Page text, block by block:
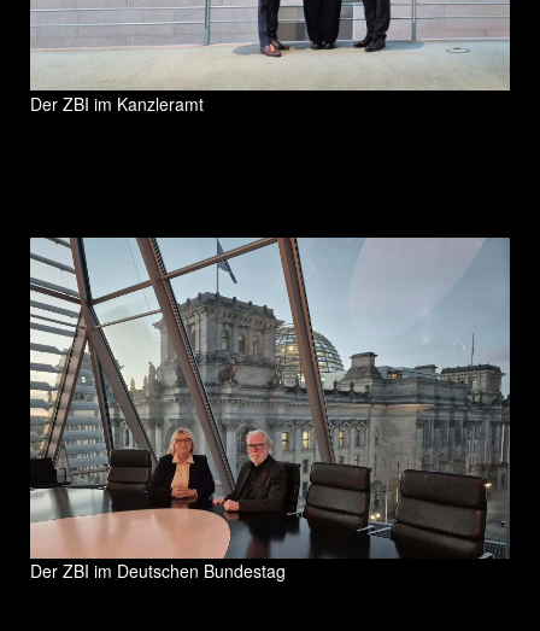
Der ZBI im Kanzleramt
Der ZBI im Deutschen Bundestag